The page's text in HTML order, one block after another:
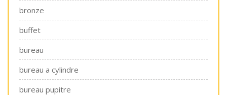
bronze
buffet
bureau
bureau a cylindre
bureau pupitre